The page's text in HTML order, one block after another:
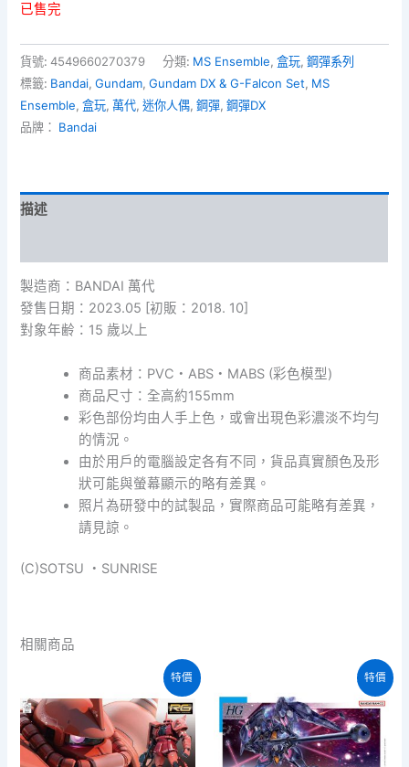
已售完
貨號:4549660270379 分類: MS Ensemble,盒玩,鋼彈系列
標籤: Bandai,Gundam,Gundam DX & G-Falcon Set, MS
Ensemble,盒玩,萬代,迷你人偶,鋼彈,鋼彈DX
品牌： Bandai
描述
製造商：BANDAI 萬代
發售日期：2023.05 [初販：2018. 10]
對象年齢：15 歲以上
商品素材：PVC・ABS・MABS (彩色模型)
商品尺寸：全高約155mm
彩色部份均由人手上色，或會出現色彩濃淡不均勻
的情況。
由於用戶的電腦設定各有不同，貨品真實顏色及形
狀可能與螢幕顯示的略有差異。
照片為研發中的試製品，實際商品可能略有差異，
請見諒。
(C)SOTSU ・SUNRISE
相關商品
特價 特價